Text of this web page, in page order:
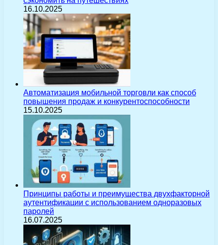
16.10.2025
Автоматизация мобильной торговли как способ
повышения продаж и конкурентоспособности
15.10.2025
Принципы работы и преимущества двухфакторной
аутентификации с использованием одноразовых
паролей
16.07.2025